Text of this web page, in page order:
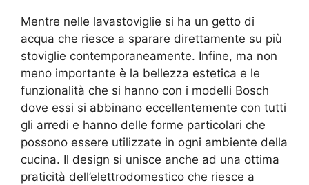
Mentre nelle lavastoviglie si ha un getto di
acqua che riesce a sparare direttamente su più
stoviglie contemporaneamente. Infine, ma non
meno importante è la bellezza estetica e le
funzionalità che si hanno con i modelli Bosch
dove essi si abbinano eccellentemente con tutti
gli arredi e hanno delle forme particolari che
possono essere utilizzate in ogni ambiente della
cucina. Il design si unisce anche ad una ottima
praticità dell’elettrodomestico che riesce a